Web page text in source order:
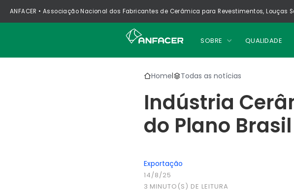
ANFACER • Associação Nacional dos Fabricantes de Cerâmica para Revestimentos, Louças
SOBRE QUALIDADE
Home| Todas as notícias
Indústria
do Plano
Exportação
14/8/25
3 MINUTO(S) DE LEITURA